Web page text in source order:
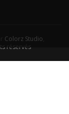
Colorz Studio
réservés